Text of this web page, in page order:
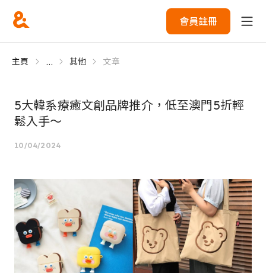
會員註冊
主頁 ... 其他 文章
5大韓系療癒文創品牌推介，低至澳門5折輕
鬆入手～
10/04/2024